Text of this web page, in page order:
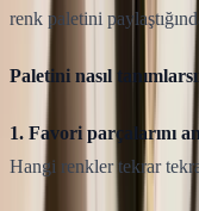
renk paletini
Paletini nasıl
1. Favori parçalarını
Hangi renkler tekrar